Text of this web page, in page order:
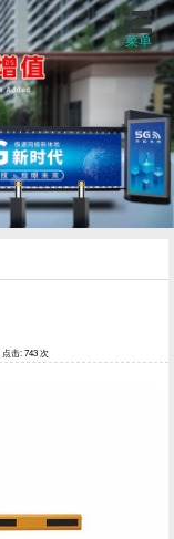
菜单
点击: 743 次